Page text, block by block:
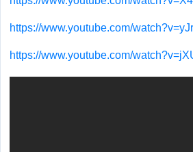
https://www.youtube.com/
https://www.youtube.com/